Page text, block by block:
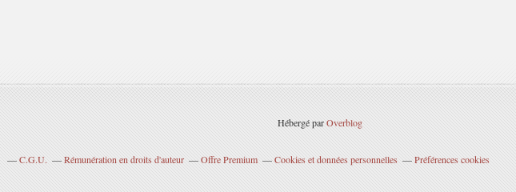
Hébergé parOverblog
C.G.U. Rémunération en droits d'auteur Offre Premium Cookies et données personnelles Préférences cookies